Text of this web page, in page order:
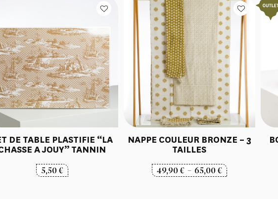
DE TABLE PLASTIFIE “LA
A JOUY” TANNIN
5,50€
NAPPE COULEUR BRONZE – 3
TAILLES
49,90€ – 65,00€Plage